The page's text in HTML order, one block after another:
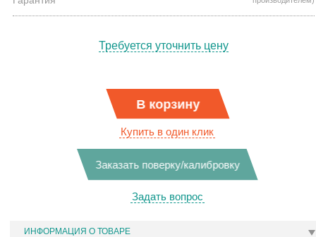
Требуется уточнить цену
В корзину
Купить в один клик
Заказать поверку/калибровку
Задать вопрос
ИНФОРМАЦИЯ О ТОВАРЕ